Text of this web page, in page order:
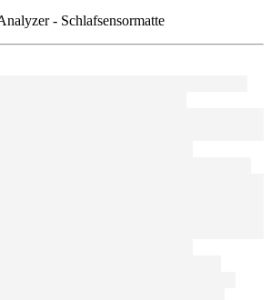
- Schlafsensormatte